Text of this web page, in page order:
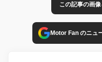
この記事の画像
Motor Fan のニュ